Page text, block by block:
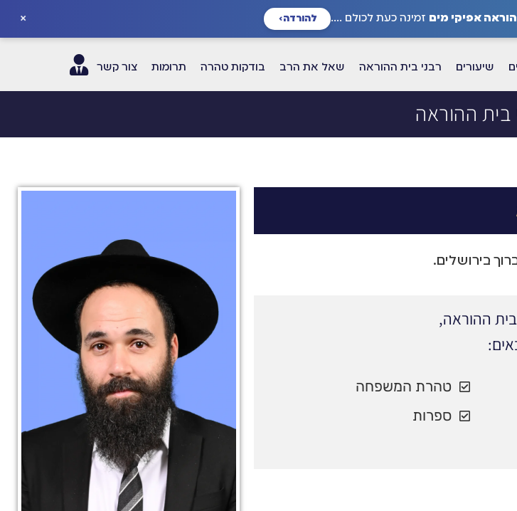
אפיקי מים זמינה כעת לכולם .... להורדה›
×
שיעורים רבני בית ההוראה שאל את הרב בודקות טהרה תרומות צור קשר
בית ההוראה
בירושלים.
ההוראה,
טהרת המשפחה
ספרות